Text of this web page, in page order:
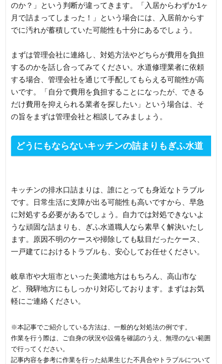
のか？」という判断が違ってきます。「入居からわずか1ヶ
月で詰まってしまった！」という場合には、入居前からす
でに汚れが蓄積していた可能性も十分にあるでしょう。
まずは管理会社に連絡し、対処方法やどちらが費用を負担
するのかを話し合ってみてください。水道修理業者に依頼
する場合、管理会社を通じて手配してもらえる可能性が高
いです。「自分で費用を負担することになったが、できる
だけ費用を抑えられる業者を探したい」という場合は、そ
の旨をまずは管理会社と相談してみましょう。
どうにもならないキッチンの詰まりもぎふ水道
キッチンの排水口詰まりは、誰にとっても身近なトラブル
です。日常生活に支障が出る可能性も高いですから、早急
に対処する必要があるでしょう。自力では対処できないよ
うな頑固な詰まりも、ぎふ水道職人なら素早く解決いたし
ます。原因不明のケースや掃除しても駄目だったケース、
一戸建てにおけるトラブルも、安心してお任せください。
岐阜市や大垣市といった美濃地方はもちろん、高山市な
ど、飛騨地方にもしっかり対応しております。まずはお気
軽にご連絡ください。
※本記事でご紹介している方法は、一般的な対処法の例です。
作業を行う際は、ご自身の状況や設備を確認のうえ、無理のない範囲
で行ってください。
記事内容を参考に作業を行った結果生じた不具合やトラブルについて